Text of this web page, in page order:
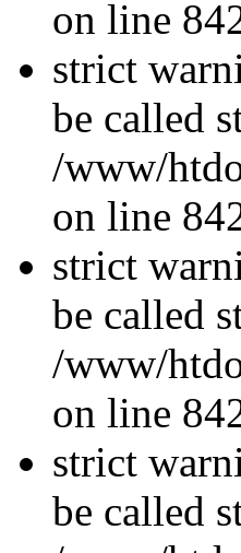
on line
strict
be called
/www/
on line
strict
be called
/www/
on line
strict
be called